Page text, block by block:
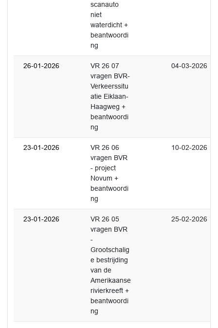
scanauto
niet
waterdicht +
beantwoordi
ng
26-01-2026
VR 26 07
vragen BVR-
Verkeerssitu
atie Eiklaan-
Haagweg +
beantwoordi
ng
04-03-2026
23-01-2026
VR 26 06
vragen BVR
- project
Novum +
beantwoordi
ng
10-02-2026
23-01-2026
VR 26 05
vragen BVR
-
Grootschalig
e bestrijding
van de
Amerikaanse
rivierkreeft +
beantwoordi
ng
25-02-2026